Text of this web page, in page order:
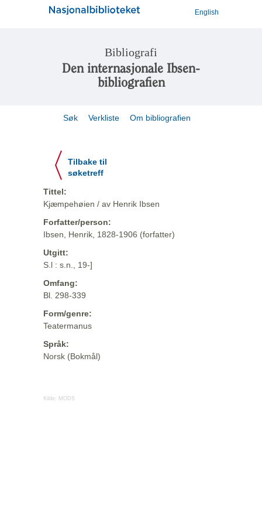
English
Bibliografi
Den internasjonale Ibsen-
bibliografien
Søk Verkliste Om bibliografien
Tilbake til
søketreff
Tittel:
Kjæmpehøien / av Henrik Ibsen
Forfatter/person:
Ibsen, Henrik, 1828-1906 (forfatter)
Utgitt:
S.l : s.n., 19-]
Omfang:
Bl. 298-339
Form/genre:
Teatermanus
Språk:
Norsk (Bokmål)
Kilde: MODS